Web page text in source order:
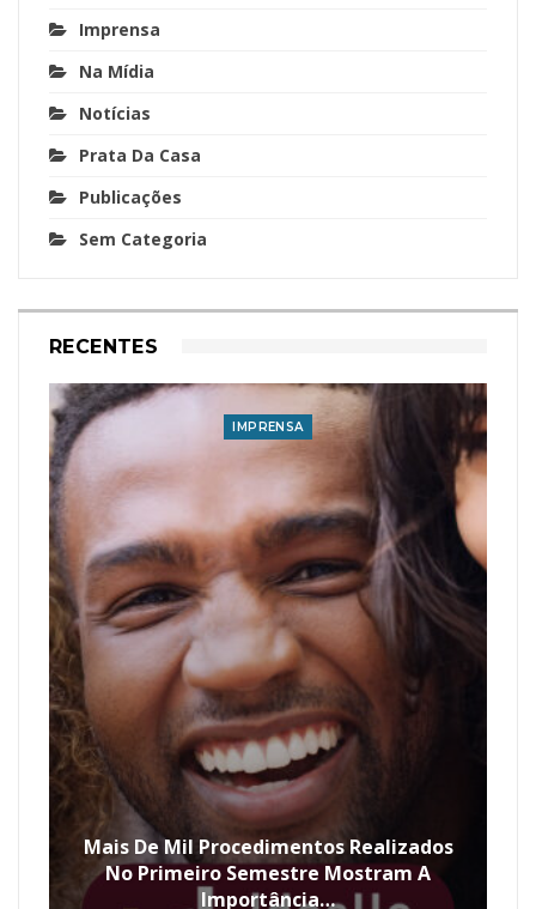
Imprensa
Na Mídia
Notícias
Prata Da Casa
Publicações
Sem Categoria
RECENTES
IMPRENSA
Mais De Mil Procedimentos Realizados
No Primeiro Semestre Mostram A
Importância…